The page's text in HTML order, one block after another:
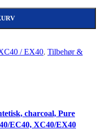
/ EX40, Tilbehør &
charcoal, Pure
EC40, XC40/EX40